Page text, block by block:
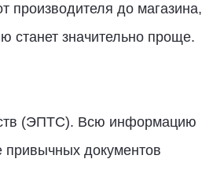
производителя до магазина,
станет значительно проще.
(ЭПТС). Всю информацию
привычных документов